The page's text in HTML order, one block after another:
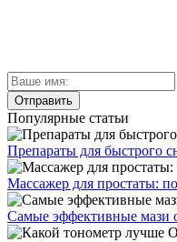
Популярные статьи
Препараты для быстрого
Массажер для простаты:
Самые эффективные мази